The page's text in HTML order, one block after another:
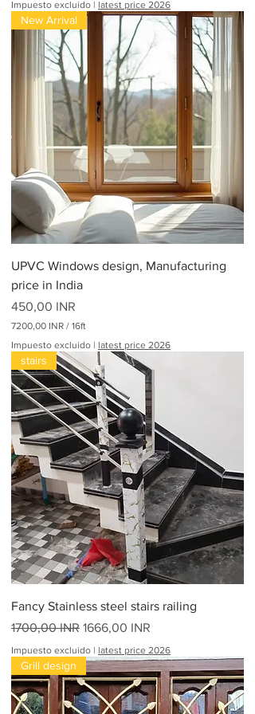
Impuesto excluido | latest price 2026
New Arrival
UPVC Windows design, Manufacturing
price in India
Precio
450,00 INR
7200,00 INR / 16ft
2
0
,
0
I
N
R
p
o
r
1
6
P
i
e
s
Impuesto excluido | latest price 2026
stairs
Fancy Stainless steel stairs railing
Precio
1700,00 INR Precio de oferta
1666,00 INR
Impuesto excluido | latest price 2026
Grill design